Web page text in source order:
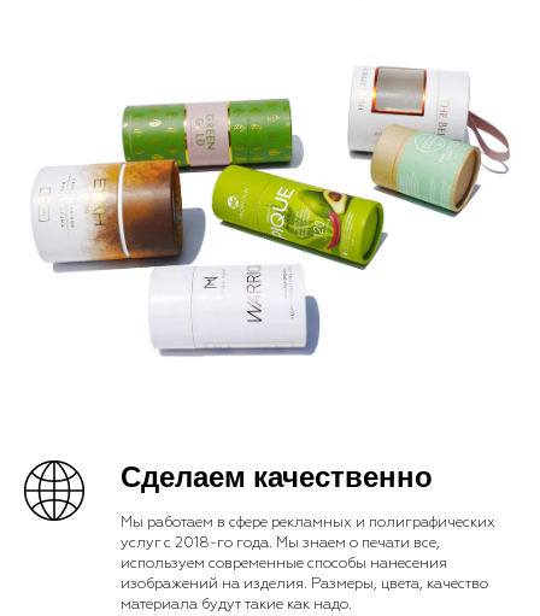
Сделаем качественно
Мы работаем в сфере рекламных и полиграфических
услуг с 2018-го года. Мы знаем о печати все,
используем современные способы нанесения
изображений на изделия. Размеры, цвета, качество
материала будут такие как надо.